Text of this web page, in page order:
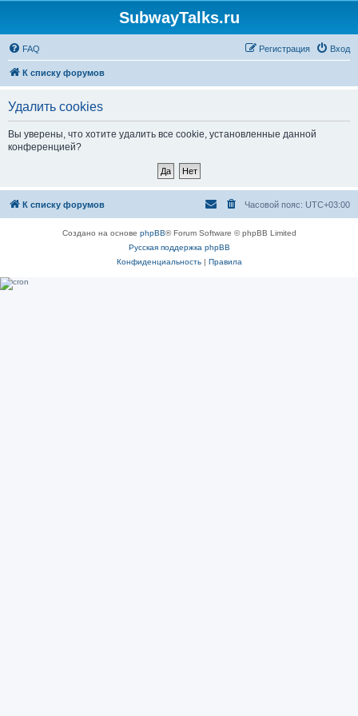
SubwayTalks.ru
FAQ Вход
Регистрация
К списку форумов
Удалить cookies
Вы уверены, что хотите удалить все cookie, установленные данной
конференцией?
К списку форумов Часовой пояс: UTC+03:00
Создано на основе phpBB® Forum Software © phpBB Limited
Русская поддержка phpBB
Конфиденциальность| Правила